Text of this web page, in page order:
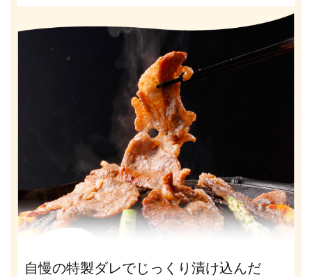
自慢の特製ダレでじっくり漬け込んだ